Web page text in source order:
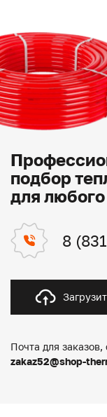
подбор
для
8
Почта для
zakaz52@shop-